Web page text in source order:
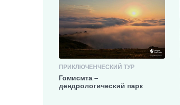
ПРИКЛЮЧЕНЧЕСКИЙ ТУР
Гомисмта –
дендрологический парк